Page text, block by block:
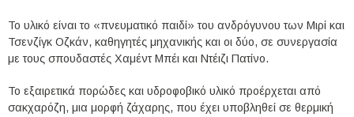
Το υλικό είναι το «πνευματικό παιδί» του ανδρόγυνου των Μιρί και
Τσενζίγκ Οζκάν, καθηγητές μηχανικής και οι δύο, σε συνεργασία
με τους σπουδαστές Χαμέντ Μπέι και Ντέιζι Πατίνο.
Το εξαιρετικά πορώδες και υδροφοβικό υλικό προέρχεται από
σακχαρόζη, μια μορφή ζάχαρης, που έχει υποβληθεί σε θερμική